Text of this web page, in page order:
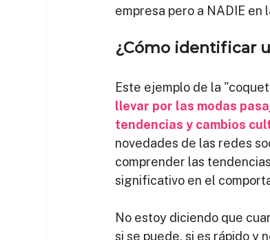
empresa pero a NADIE
¿Cómo identificar
Este ejemplo de la
llevar por las modas
tendencias y cambios
novedades de las redes
comprender las
significativo en el
No estoy diciendo que
si se puede, si es rápido y